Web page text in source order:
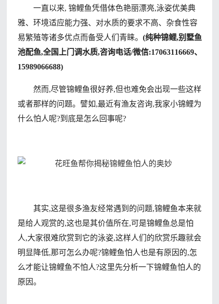
一直以来, 锦鲤鱼凭借体色艳丽漂亮,泳姿优美典
雅、环境适应能力强、对水质的要求不高、杂食性容
易繁殖等诸多优点而备受人们青睐。 (纯种锦鲤,别墅鱼
池配鱼,全国上门调水质,咨询电话/微信:17063116669、
15989066688)
然而,尽管锦鲤鱼很好养,但也难免会出现一些这样
或者那样的问题。譬如,最近有渔友咨询,我家小锦鲤为
什么怕人呢?到底是怎么回事呢?
其实,这是很多渔友经常遇到的问题,锦鲤鱼本来就
是给人观赏的,这也是其价值所在,可是锦鲤鱼总是怕
人,大家很难欣赏到它的泳姿,这样人们的欣赏乐趣就会
明显降低,那可怎么办呢?锦鲤鱼怕人也是有原因的,怎
么才能让锦鲤鱼不怕人?这里先分析一下锦鲤鱼怕人的
原因。